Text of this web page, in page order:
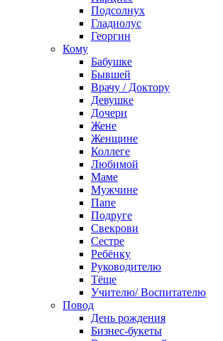
Подсолнух
Гладиолус
Георгин
Кому
Бабушке
Бывшей
Врачу / Доктору
Девушке
Дочери
Жене
Женщине
Коллеге
Любимой
Маме
Мужчине
Папе
Подруге
Свекрови
Сестре
Ребёнку
Руководителю
Тёще
Учителю/ Воспитателю
Повод
День рождения
Бизнес-букеты